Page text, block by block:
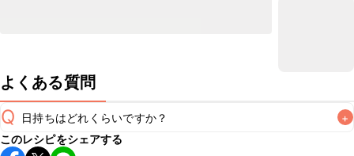
よくある質問
Q 日持ちはどれくらいですか？ +
こちらのレシピは出来たてをお召し上がりいただくことをお
このレシピをシェアする